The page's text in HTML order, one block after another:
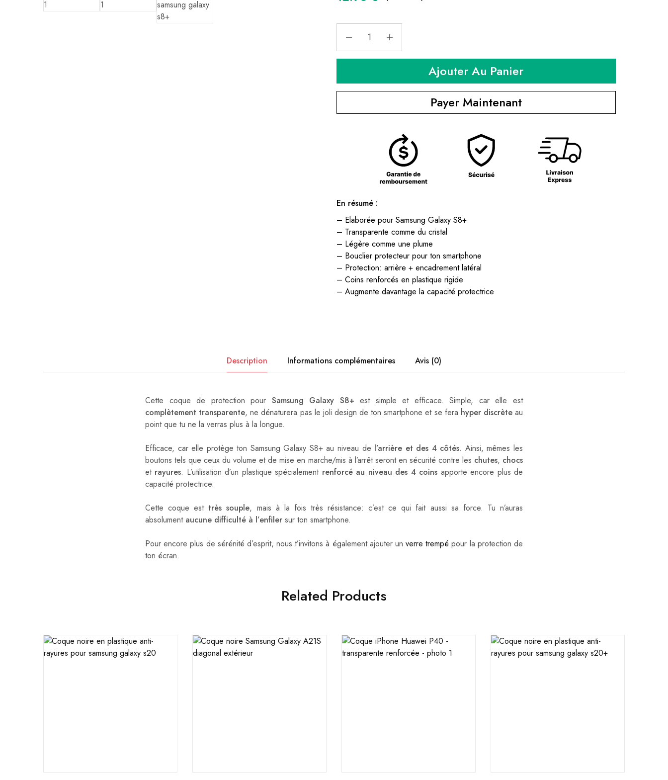
En résumé :
– Elaborée pour Samsung Galaxy S8+
– Transparente comme du cristal
– Légère comme une plume
– Bouclier protecteur pour ton smartphone
– Protection: arrière + encadrement latéral
– Coins renforcés en plastique rigide
– Augmente davantage la capacité protectrice
Ajouter Au Panier
Payer Maintenant
Description Informations complémentaires Avis (0)
Cette coque de protection pour Samsung Galaxy S8+ est simple et efficace. Simple, car elle est
complètement transparente, ne dénaturera pas le joli design de ton smartphone et se fera hyper discrèteau
point que tu ne la verras plus à la longue.
Efficace, car elle protège ton Samsung Galaxy S8+ au niveau de l’arrière et des 4 côtés. Ainsi, mêmes les
boutons tels que ceux du volume et de mise en marche/mis à l’arrêt seront en sécurité contre les chutes, chocs
et rayures. L’utilisation d’un plastique spécialement renforcé au niveau des 4 coins apporte encore plus de
capacité protectrice.
Cette coque esttrès souple, mais à la fois très résistance: c’est ce qui fait aussi sa force. Tu n’auras
absolument aucune difficulté à l’enfiler sur ton smartphone.
Pour encore plus de sérénité d’esprit, nous t’invitons à également ajouter unverre trempé pour la protection de
ton écran.
Related Products